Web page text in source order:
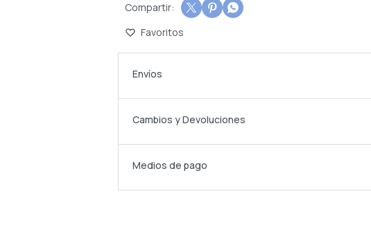
  
Envíos
Cambios y Devoluciones
Medios de pago